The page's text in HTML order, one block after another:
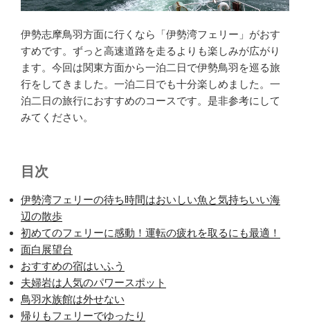
伊勢志摩鳥羽方面に行くなら「伊勢湾フェリー」がおす
すめです。ずっと高速道路を走るよりも楽しみが広がり
ます。今回は関東方面から一泊二日で伊勢鳥羽を巡る旅
行をしてきました。一泊二日でも十分楽しめました。一
泊二日の旅行におすすめのコースです。是非参考にして
みてください。
目次
伊勢湾フェリーの待ち時間はおいしい魚と気持ちいい海
辺の散歩
初めてのフェリーに感動！運転の疲れを取るにも最適！
面白展望台
おすすめの宿はいふう
夫婦岩は人気のパワースポット
鳥羽水族館は外せない
帰りもフェリーでゆったり